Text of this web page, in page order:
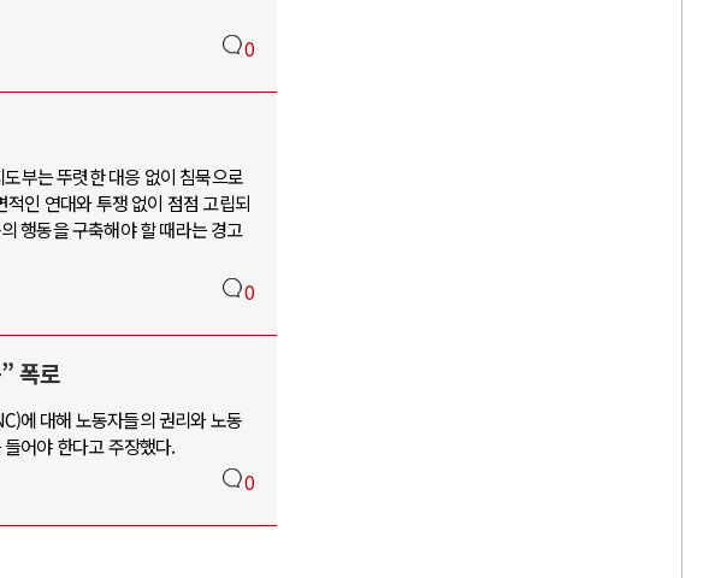
0
부는 뚜렷한 대응 없이 침묵으로
인 연대와 투쟁 없이 점점 고립되
행동을 구축해야 할 때라는 경고
0
폭로
에 대해 노동자들의 권리와 노동
어야 한다고 주장했다.
0